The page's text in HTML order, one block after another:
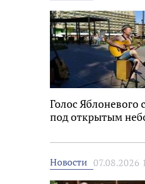
Голос Яблоневого
под открытым
Новости 07.08.2026